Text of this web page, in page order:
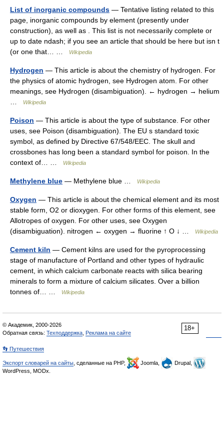
List of inorganic compounds — Tentative listing related to this
page, inorganic compounds by element (presently under
construction), as well as . This list is not necessarily complete or
up to date ndash; if you see an article that should be here but isn t
(or one that… …
Wikipedia
Hydrogen — This article is about the chemistry of hydrogen. For
the physics of atomic hydrogen, see Hydrogen atom. For other
meanings, see Hydrogen (disambiguation). ← hydrogen → helium
Wikipedia
Poison — This article is about the type of substance. For other
uses, see Poison (disambiguation). The EU s standard toxic
symbol, as defined by Directive 67/548/EEC. The skull and
crossbones has long been a standard symbol for poison. In the
context of… …
Wikipedia
Methylene blue — Methylene blue … Wikipedia
Oxygen — This article is about the chemical element and its most
stable form, O2 or dioxygen. For other forms of this element, see
Allotropes of oxygen. For other uses, see Oxygen
(disambiguation). nitrogen ← oxygen → fluorine ↑ O ↓ …
Wikipedia
Cement kiln — Cement kilns are used for the pyroprocessing
stage of manufacture of Portland and other types of hydraulic
cement, in which calcium carbonate reacts with silica bearing
minerals to form a mixture of calcium silicates. Over a billion
tonnes of… …
Wikipedia
18+
© Академик, 2000-2026
Обратная связь: Техподдержка Реклама на сайте
👣 Путешествия
Экспорт словарей на сайты , сделанные на PHP, Joomla,
Drupal,
WordPress, MODx.